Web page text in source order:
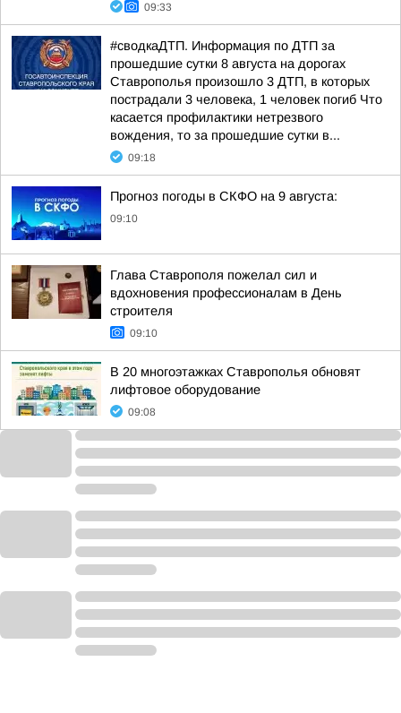
09:33
#сводкаДТП. Информация по ДТП за
прошедшие сутки 8 августа на дорогах
Ставрополья произошло 3 ДТП, в которых
пострадали 3 человека, 1 человек погиб Что
касается профилактики нетрезвого
вождения, то за прошедшие сутки в...
09:18
Прогноз погоды в СКФО на 9 августа:
09:10
Глава Ставрополя пожелал сил и
вдохновения профессионалам в День
строителя
09:10
В 20 многоэтажках Ставрополья обновят
лифтовое оборудование
09:08